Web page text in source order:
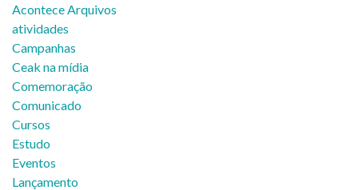
Acontece Arquivos
atividades
Campanhas
Ceak na mídia
Comemoração
Comunicado
Cursos
Estudo
Eventos
Lançamento